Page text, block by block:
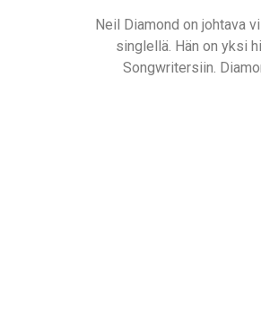
Neil Diamond on johtava
singlellä. Hän on yksi
Songwritersiin.